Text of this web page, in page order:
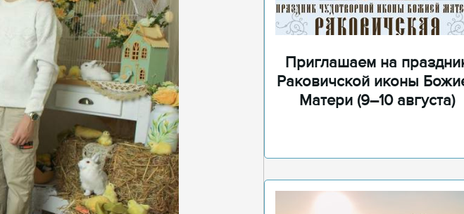
Приглашаем на
Раковичской иконы
Матери (9–10 августа)